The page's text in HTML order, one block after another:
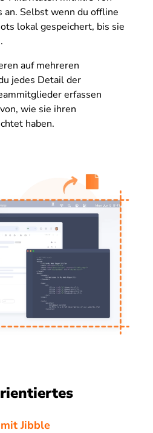
an. Selbst wenn du offline
lokal gespeichert, bis sie
auf mehreren
jedes Detail der
erfassen
wie sie ihren
haben.
Jibble